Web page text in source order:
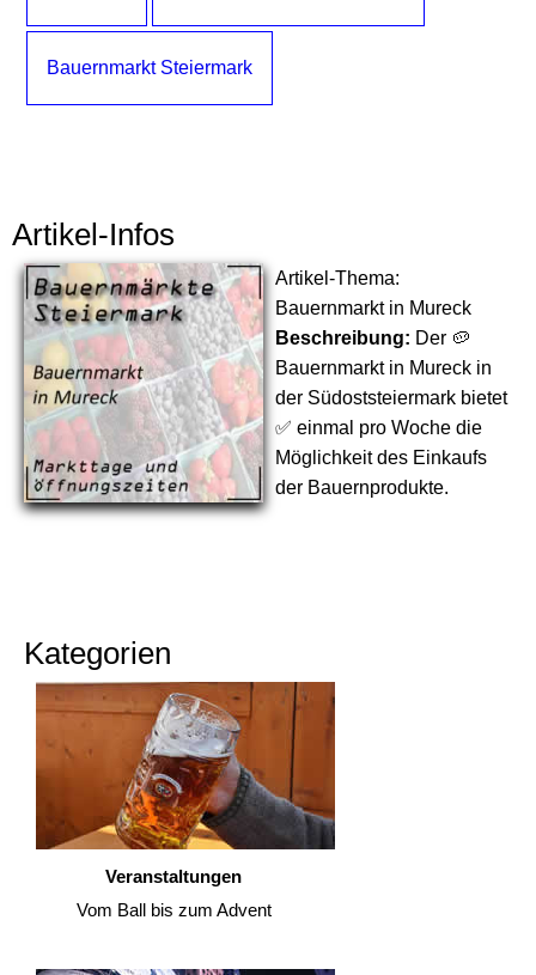
Bauernmarkt Steiermark
Artikel-Infos
Artikel-Thema:
Bauernmarkt in Mureck
Beschreibung: Der 🥔
Bauernmarkt in Mureck in
der Südoststeiermark bietet
✅ einmal pro Woche die
Möglichkeit des Einkaufs
der Bauernprodukte.
Kategorien
Veranstaltungen
Vom Ball bis zum Advent